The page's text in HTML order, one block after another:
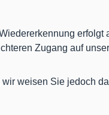
Zugang auf
weisen Sie jedoch